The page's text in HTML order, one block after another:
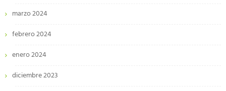
marzo 2024
febrero 2024
enero 2024
diciembre 2023